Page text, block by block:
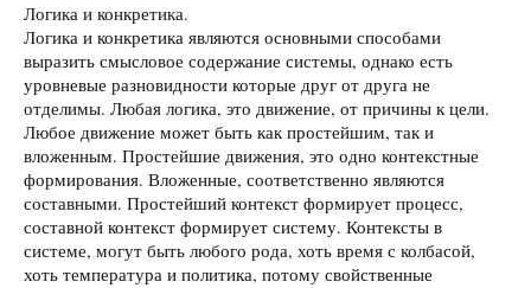
Логика и конкретика.
Логика и конкретика являются основными способами
выразить смысловое содержание системы, однако есть
уровневые разновидности которые друг от друга не
отделимы. Любая логика, это движение, от причины к цели.
Любое движение может быть как простейшим, так и
вложенным. Простейшие движения, это одно контекстные
формирования. Вложенные, соответственно являются
составными. Простейший контекст формирует процесс,
составной контекст формирует систему. Контексты в
системе, могут быть любого рода, хоть время с колбасой,
хоть температура и политика, потому свойственные